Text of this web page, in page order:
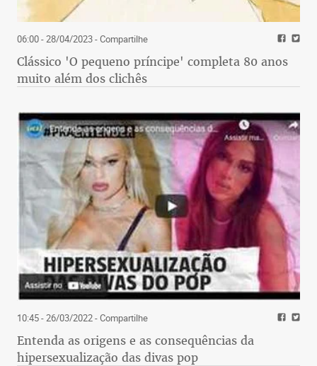
06:00 - 28/04/2023- Compartilhe
Clássico 'O pequeno príncipe' completa 80 anos
muito além dos clichês
10:45 - 26/03/2022- Compartilhe
Entenda as origens e as consequências da
hipersexualização das divas pop